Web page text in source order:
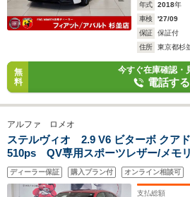
年式 2018年
車検
'27/09
保証
保証付
住所
東京都杉
無
料
今すぐ在庫確認・
電話する
アルファ ロメオ
ステルヴィオ 2.9 V6 ビターボ クア
510ps QV専用スポーツレザー/メモ
ラシート&ヒーター パドルシフト
ETC パワーバックドア 純正20イン
備(純正有り)
ディーラー保証 購入プラン付 オンライン相談可
支払総額